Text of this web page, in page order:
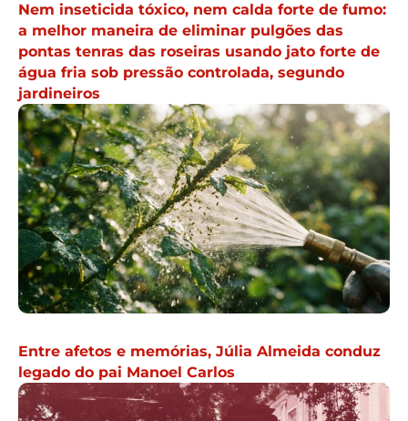
Nem inseticida tóxico, nem calda forte de fumo:
a melhor maneira de eliminar pulgões das
pontas tenras das roseiras usando jato forte de
água fria sob pressão controlada, segundo
jardineiros
Entre afetos e memórias, Júlia Almeida conduz
legado do pai Manoel Carlos